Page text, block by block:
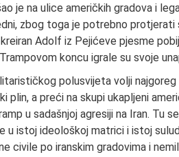
je na ulice američkih gradova i
zbog toga je potrebno protjerati
Adolf iz Pejićeve pjesme
koncu igrale su svoje
polusvijeta volji najgoreg
a preći na skupi ukapljeni
u sadašnjoj agresiji na Iran. Tu
u istoj ideološkoj matrici i istoj
civile po iranskim gradovima i